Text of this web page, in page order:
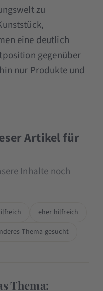
zu
eine deutlich
gegenüber
nur Produkte und
Artikel für
Inhalte noch
eher hilfreich
Thema gesucht
Thema: